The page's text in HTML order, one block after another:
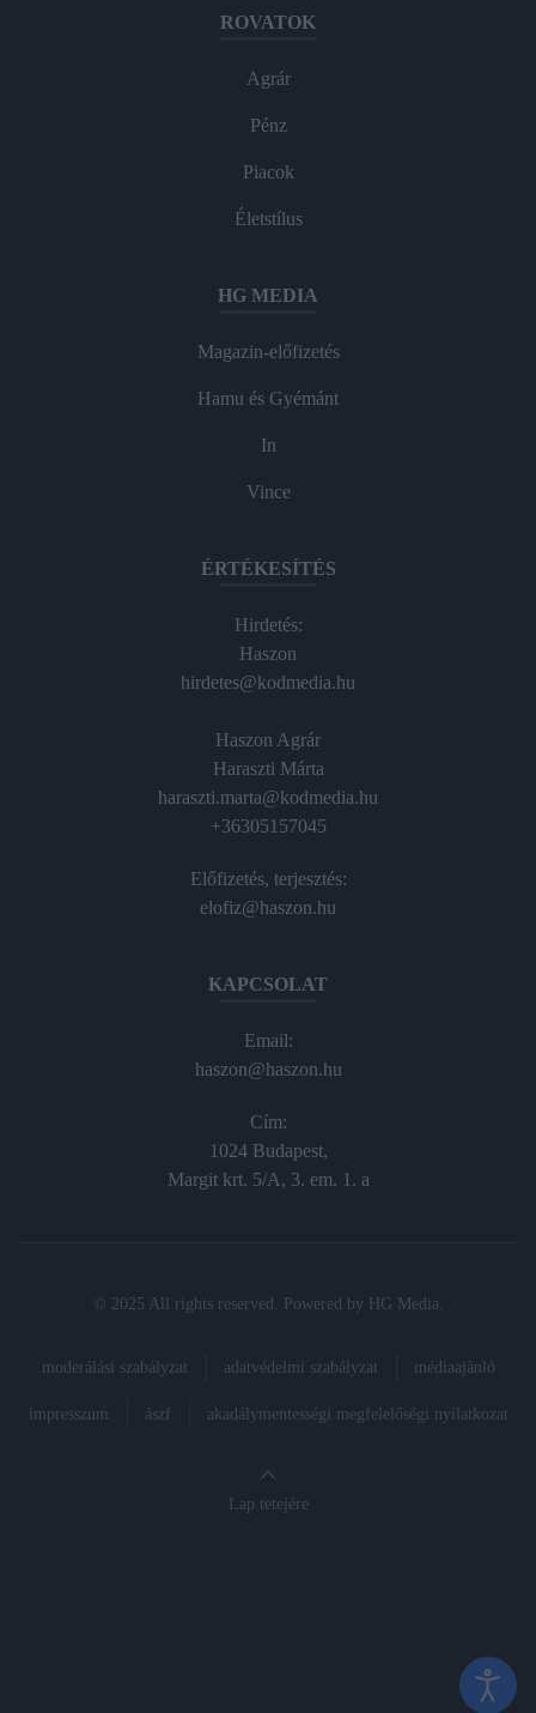
ROVATOK
Agrár
Pénz
Piacok
Életstílus
HG MEDIA
Magazin-előfizetés
Hamu és Gyémánt
In
Vince
ÉRTÉKESÍTÉS
Hirdetés:
Haszon
hirdetes@kodmedia.hu
Haszon Agrár
Haraszti Márta
haraszti.marta@kodmedia.hu
+36305157045
Előfizetés, terjesztés:
elofiz@haszon.hu
KAPCSOLAT
Email:
haszon@haszon.hu
Cím:
1024 Budapest,
Margit krt. 5/A, 3. em. 1. a
© 2025 All rights reserved. Powered by HG Media
moderálási szabályzat adatvédelmi szabályzat médiaajánló
impresszum ászf akadálymentességi megfelelőségi nyilatkozat
Lap tetejére